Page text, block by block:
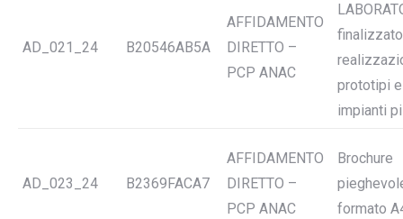
AD_021_24 B20546AB5A
AFFIDAMENTO
DIRETTO –
PCP ANAC
prototipi e
impianti
AD_023_24 B2369FACA7
AFFIDAMENTO
DIRETTO –
PCP ANAC
Brochure
formato